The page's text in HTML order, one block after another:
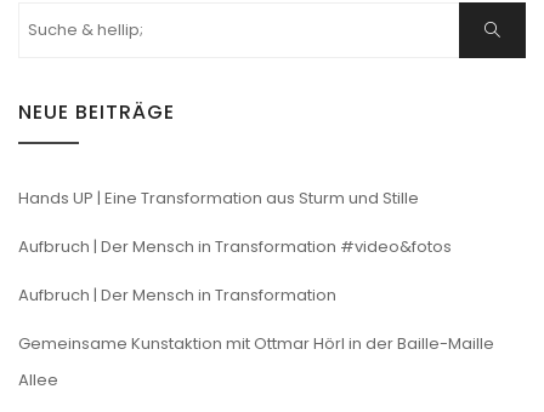
Suche
NEUE BEITRÄGE
Hands UP | Eine Transformation aus Sturm und Stille
Aufbruch | Der Mensch in Transformation #video&fotos
Aufbruch | Der Mensch in Transformation
Gemeinsame Kunstaktion mit Ottmar Hörl in der Baille-Maille
Allee